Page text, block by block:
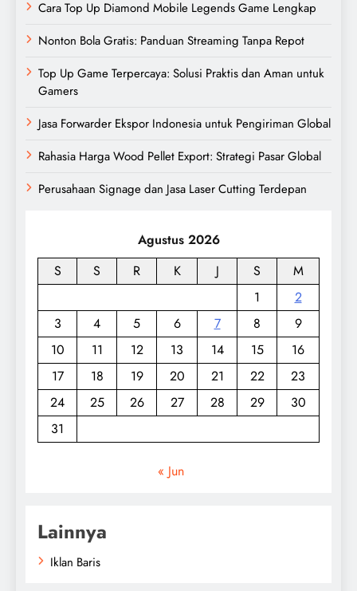
Cara Top Up Diamond Mobile Legends Game Lengkap
Nonton Bola Gratis: Panduan Streaming Tanpa Repot
Top Up Game Terpercaya: Solusi Praktis dan Aman untuk
Gamers
Jasa Forwarder Ekspor Indonesia untuk Pengiriman Global
Rahasia Harga Wood Pellet Export: Strategi Pasar Global
Perusahaan Signage dan Jasa Laser Cutting Terdepan
Agustus 2026
S
S R K J S
M
1
2
3
4 5 6 7 8
9
10
11 12 13 14 15
16
17
18 19 20 21 22
23
24
25 26 27 28 29
30
31
« Jun
Lainnya
Iklan Baris